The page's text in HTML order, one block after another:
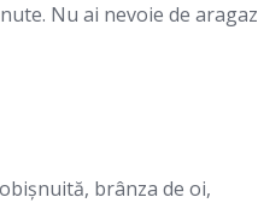
Nu ai nevoie de aragaz
brânza de oi,